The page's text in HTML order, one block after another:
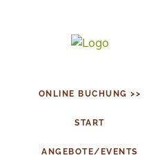
ONLINE BUCHUNG >>
START
ANGEBOTE/EVENTS